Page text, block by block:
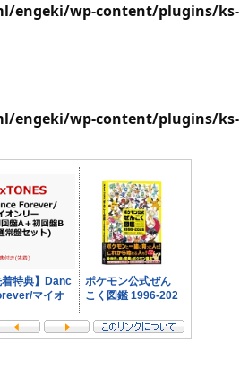
engeki/wp-content/plugins/ks-
engeki/wp-content/plugins/ks-